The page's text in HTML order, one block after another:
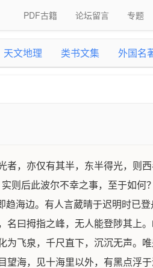
PDF古籍 论坛留言 专题
天文地理 类书文集 外国名
，亦仅有其半，东半得光，则西
则后此波尔不幸之事，至于如何
海边。有人言葳晴于迟明时已
曰拇指之峰，无人能登陟其上
飞泉，千尺直下，沉沉无声。
海，见十海里以外，有黑点浮于